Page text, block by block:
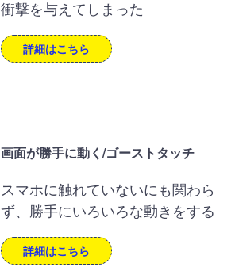
衝撃を与えてしまった
詳細はこちら
画面が勝手に動く/ゴーストタッチ
スマホに触れていないにも関わら
ず、勝手にいろいろな動きをする
詳細はこちら